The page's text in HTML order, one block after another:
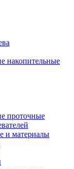
накопительные
проточные
и материалы